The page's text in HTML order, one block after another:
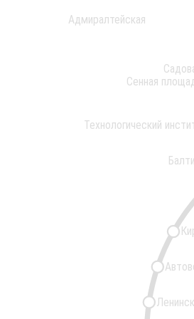
Сенная
Технологический
Адмиралтейская